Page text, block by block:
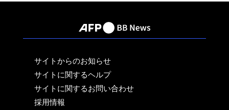
サイトからのお知らせ
サイトに関するヘルプ
サイトに関するお問い合わせ
採用情報